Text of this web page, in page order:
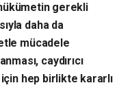
gerekli
daha da
mücadele
caydırıcı
için hep birlikte kararlı